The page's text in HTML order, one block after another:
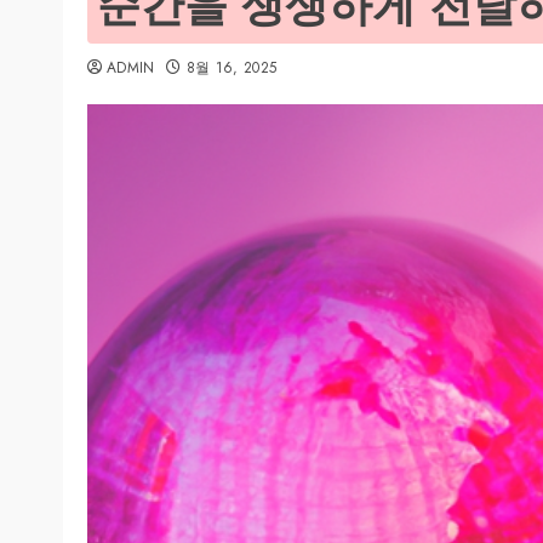
ADMIN 8월 16, 2025